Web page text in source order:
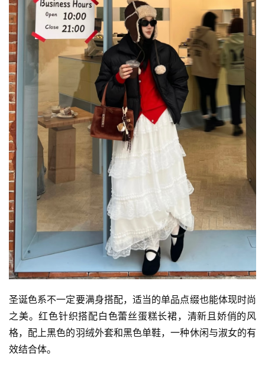
圣诞色系不一定要满身搭配，适当的单品点缀也能体现时尚
之美。红色针织搭配白色蕾丝蛋糕长裙，清新且娇俏的风
格，配上黑色的羽绒外套和黑色单鞋，一种休闲与淑女的有
效结合体。